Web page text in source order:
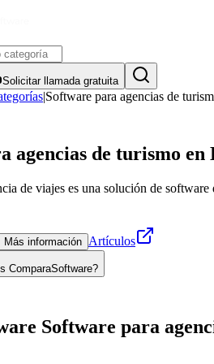
Solicitar llamada gratuita
|Software para agencias de
agencias de turismo en
de viajes es una solución de
Más información Artículos
ComparaSoftware?
Software para